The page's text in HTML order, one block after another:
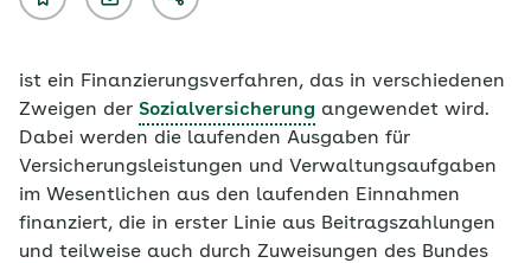
ist ein Finanzierungsverfahren, das in verschiedenen
Zweigen der Sozialversicherung angewendet wird.
Dabei werden die laufenden Ausgaben für
Versicherungsleistungen und Verwaltungsaufgaben
im Wesentlichen aus den laufenden Einnahmen
finanziert, die in erster Linie aus Beitragszahlungen
und teilweise auch durch Zuweisungen des Bundes